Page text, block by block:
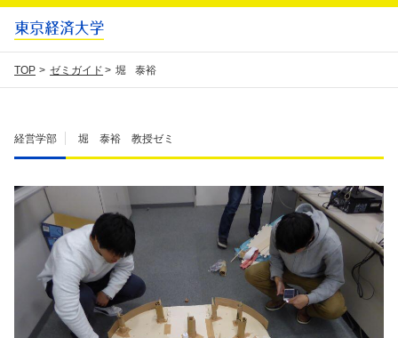
TOP ゼミガイド 堀 泰裕
経営学部 堀 泰裕 教授ゼミ